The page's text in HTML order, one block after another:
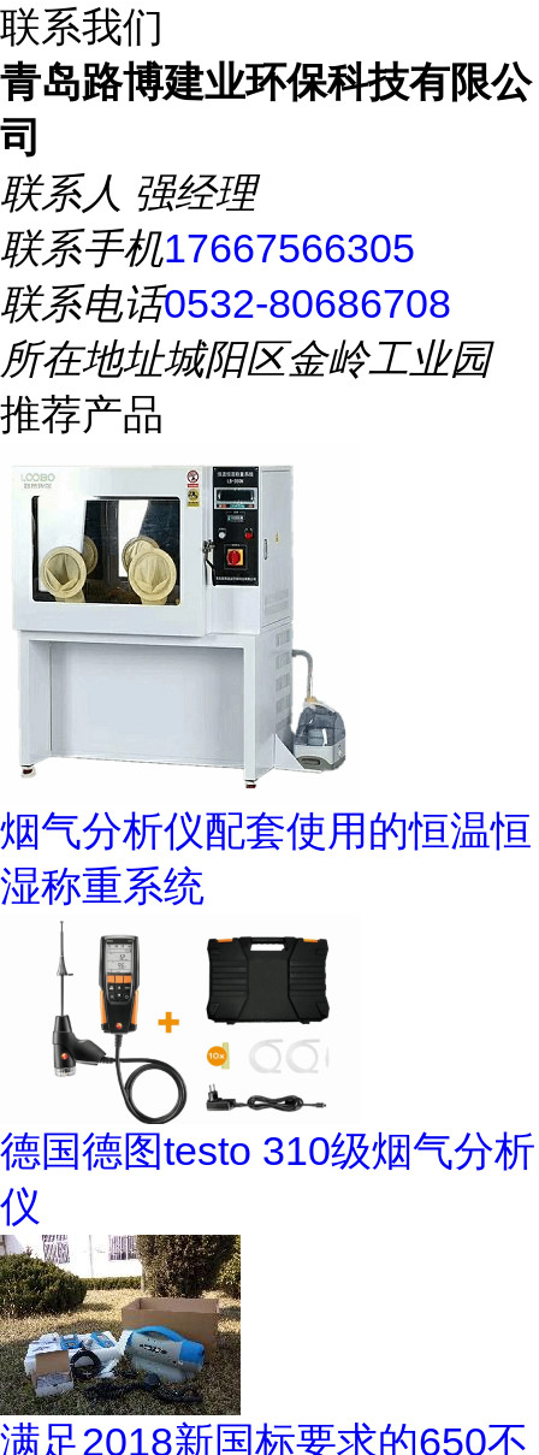
联系我们
青岛路博建业环保科技有限公
司
联系人 强经理
联系手机17667566305
联系电话0532-80686708
所在地址城阳区金岭工业园
推荐产品
烟气分析仪配套使用的恒温恒
湿称重系统
德国德图testo 310级烟气分析
仪
满足2018新国标要求的650不